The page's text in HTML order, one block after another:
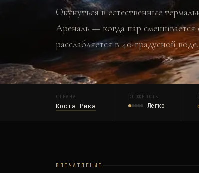
Окунуться в естественные
Ареналь — когда пар смешивается
расслабляется в 40-градусной воде.
СТРАНА
Коста-Рика
СЛОЖНОСТЬ
Легко
ВПЕЧАТЛЕНИЕ